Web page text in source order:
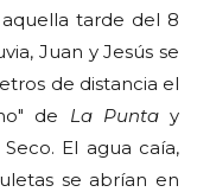
tarde del 8
Juan y Jesús se
de distancia el
de La Puntay
El agua caía,
se abrían en